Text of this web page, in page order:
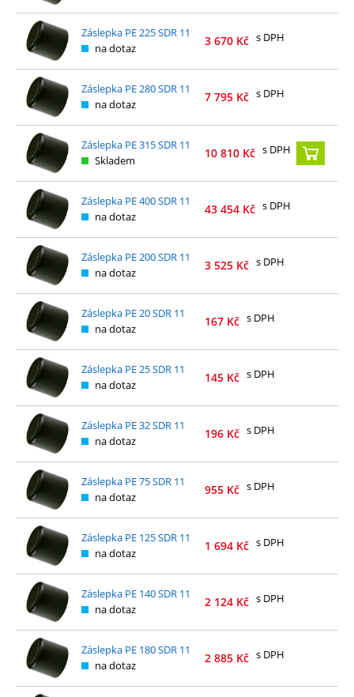
Záslepka PE 225 SDR 11
na dotaz
3 670 Kč s DPH
Záslepka PE 280 SDR 11
na dotaz
7 795 Kč s DPH
Záslepka PE 315 SDR 11
Skladem
10 810 Kč s DPH
Záslepka PE 400 SDR 11
na dotaz
43 454 Kč s DPH
Záslepka PE 200 SDR 11
na dotaz
3 525 Kč s DPH
Záslepka PE 20 SDR 11
na dotaz
167 Kč s DPH
Záslepka PE 25 SDR 11
na dotaz
145 Kč s DPH
Záslepka PE 32 SDR 11
na dotaz
196 Kč s DPH
Záslepka PE 75 SDR 11
na dotaz
955 Kč s DPH
Záslepka PE 125 SDR 11
na dotaz
1 694 Kč s DPH
Záslepka PE 140 SDR 11
na dotaz
2 124 Kč s DPH
Záslepka PE 180 SDR 11
na dotaz
2 885 Kč s DPH